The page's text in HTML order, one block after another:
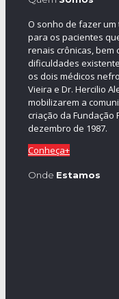
O sonho de fazer
para os pacientes
renais crônicas, bem
dificuldades
os dois médicos
Vieira e Dr. Hercilio
mobilizarem a
criação da Fundação
dezembro de 1987.
Conheça+
Onde Estamos